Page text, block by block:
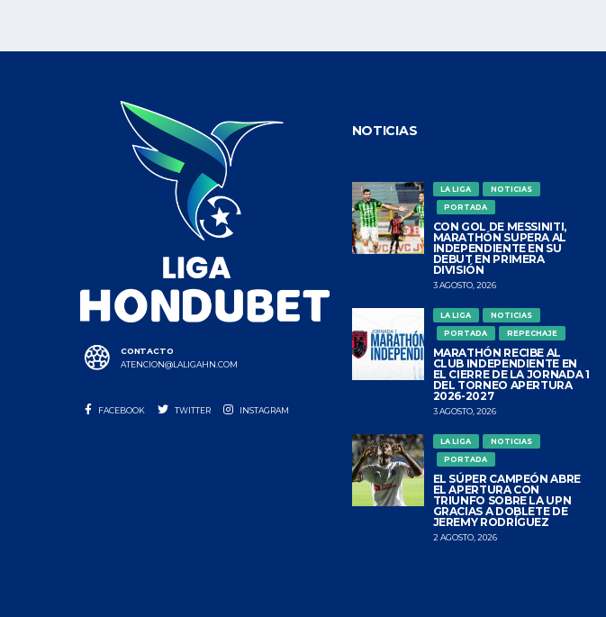
CONTACTO
ATENCION@LALIGAHN.COM
FACEBOOK TWITTER INSTAGRAM
NOTICIAS
LA LIGA
NOTICIAS
PORTADA
CON GOL DE MESSINITI,
MARATHÓN SUPERA AL
INDEPENDIENTE EN SU
DEBUT EN PRIMERA
DIVISIÓN
3 AGOSTO, 2026
LA LIGA
NOTICIAS
PORTADA
REPECHAJE
MARATHÓN RECIBE AL
CLUB INDEPENDIENTE EN
EL CIERRE DE LA JORNADA 1
DEL TORNEO APERTURA
2026-2027
3 AGOSTO, 2026
LA LIGA
NOTICIAS
PORTADA
EL SÚPER CAMPEÓN ABRE
EL APERTURA CON
TRIUNFO SOBRE LA UPN
GRACIAS A DOBLETE DE
JEREMY RODRÍGUEZ
2 AGOSTO, 2026